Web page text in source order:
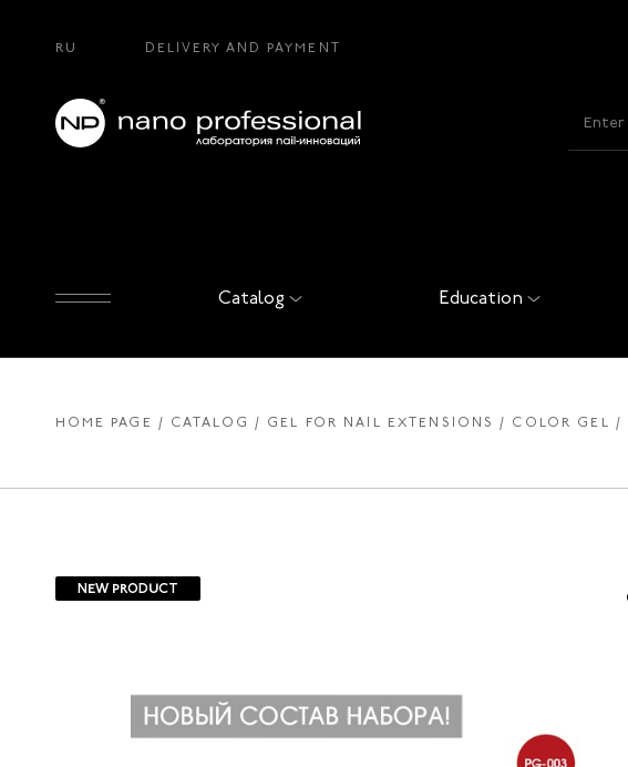
RU DELIVERY AND PAYMENT
Catalog Education
HOME PAGE CATALOG GEL FOR NAIL EXTENSIONS COLOR GEL
NEW PRODUCT